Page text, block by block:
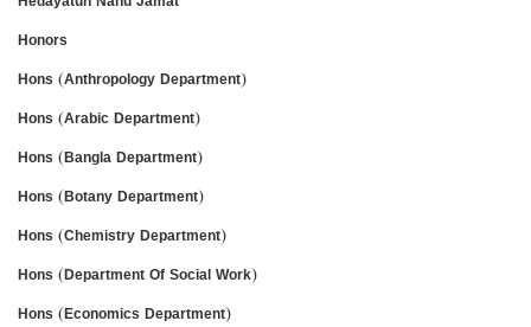
Honors
Hons (Anthropology Department)
Hons (Arabic Department)
Hons (Bangla Department)
Hons (Botany Department)
Hons (Chemistry Department)
Hons (Department Of Social Work)
Hons (Economics Department)